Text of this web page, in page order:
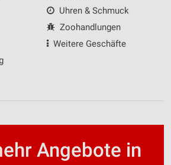
Uhren & Schmuck
Zoohandlungen
Weitere Geschäfte
Angebote in